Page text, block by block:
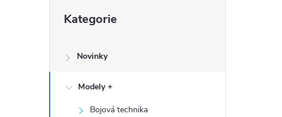
s
kategorie
Kategorie
Novinky
Modely +
Bojová technika